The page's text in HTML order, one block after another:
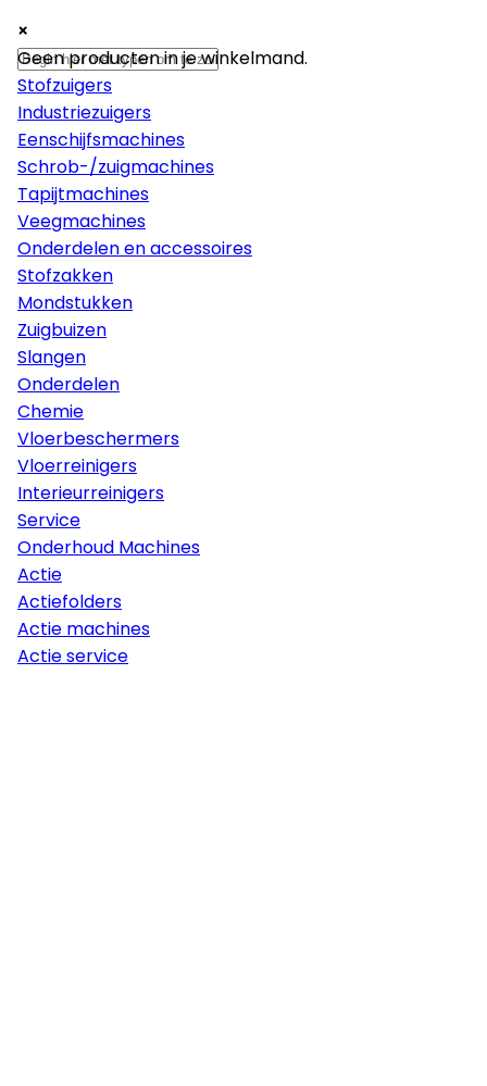
×
Machines
Stofzuigers
Industriezuigers
Eenschijfsmachines
Schrob-/zuigmachines
Tapijtmachines
Veegmachines
Onderdelen en accessoires
Stofzakken
Mondstukken
Zuigbuizen
Slangen
Onderdelen
Chemie
Vloerbeschermers
Vloerreinigers
Interieurreinigers
Service
Onderhoud Machines
Actie
Actiefolders
Actie machines
Actie service
×
×
Geen producten in je winkelmand.